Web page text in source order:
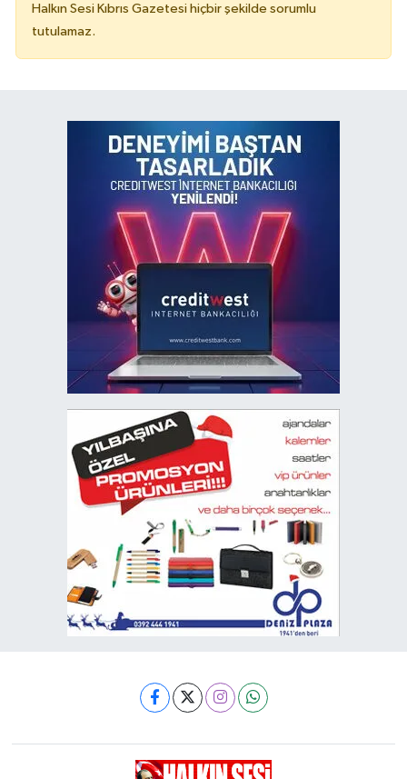
Halkın Sesi Kıbrıs Gazetesi hiçbir şekilde sorumlu
tutulamaz.